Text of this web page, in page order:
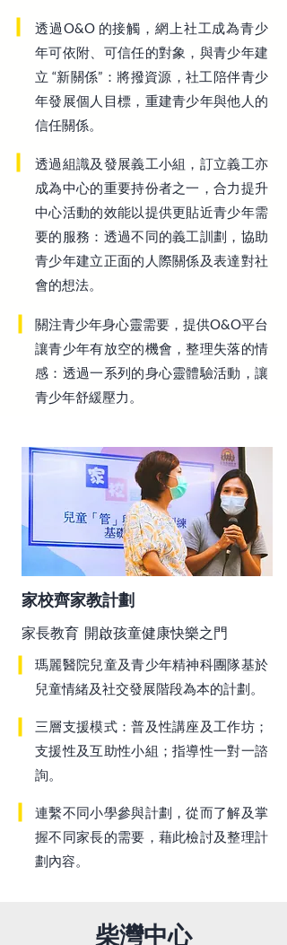
透過O&O 的接觸，網上社工成為青少
年可依附、可信任的對象，與青少年建
立 “新關係”：將撥資源，社工陪伴青少
年發展個人目標，重建青少年與他人的
信任關係。
透過組識及發展義工小組，訂立義工亦
成為中心的重要持份者之一，合力提升
中心活動的效能以提供更貼近青少年需
要的服務：透過不同的義工訓劃，協助
青少年建立正面的人際關係及表達對社
會的想法。
關注青少年身心靈需要，提供O&O平台
讓青少年有放空的機會，整理失落的情
感：透過一系列的身心靈體驗活動，讓
青少年舒緩壓力。
家校齊家教計劃
家長教育 開啟孩童健康快樂之門
瑪麗醫院兒童及青少年精神科團隊基於
兒童情緒及社交發展階段為本的計劃。
三層支援模式：普及性講座及工作坊；
支援性及互助性小組；指導性一對一諮
詢。
連繫不同小學參與計劃，從而了解及掌
握不同家長的需要，藉此檢討及整理計
劃內容。
柴灣中心